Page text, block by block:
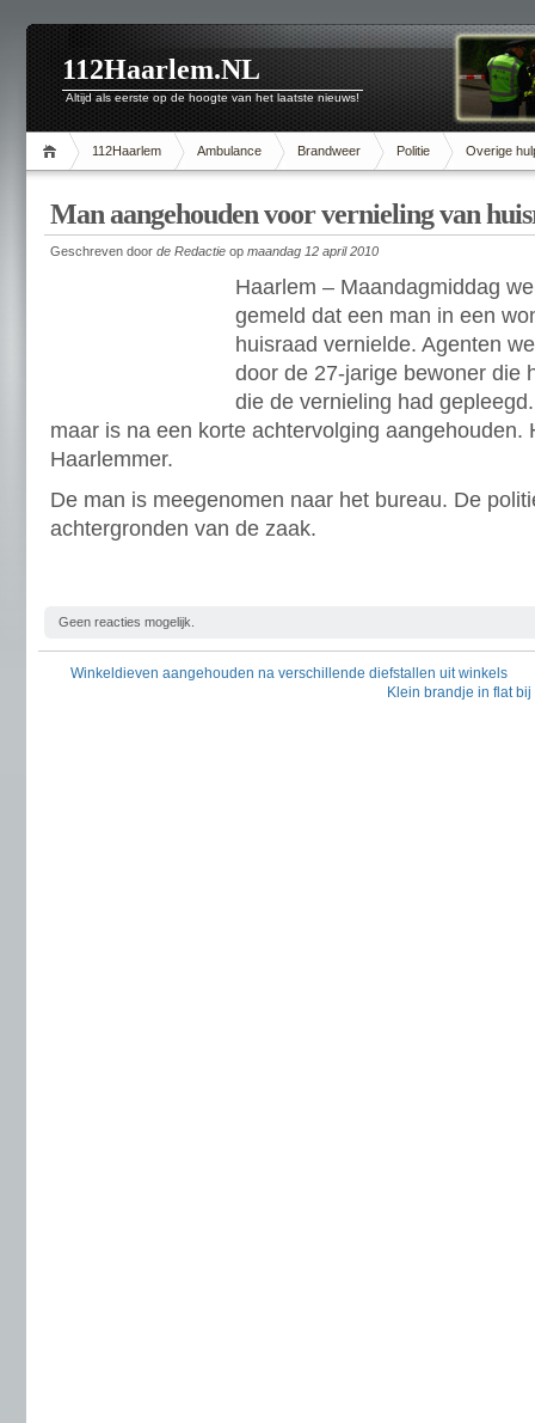
112Haarlem.NL
Altijd als eerste op de hoogte van het laatste nieuws!
112Haarlem Ambulance Brandweer Politie Overige
Man aangehouden voor vernieling van
Geschreven door de Redactie op maandag 12 april 2010
Haarlem – Maandagmiddag
gemeld dat een man in een
huisraad vernielde. Agenten
door de 27-jarige bewoner die
die de vernieling had
maar is na een korte achtervolging aangehouden.
Haarlemmer.
De man is meegenomen naar het bureau. De
achtergronden van de zaak.
Geen reacties mogelijk.
Winkeldieven aangehouden na verschillende diefstallen uit winkels
Klein brandje in flat